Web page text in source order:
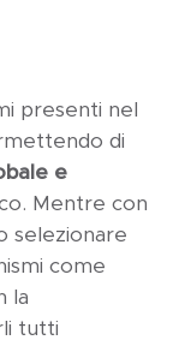
presenti nel
di
e
Mentre con
selezionare
come
la
tutti